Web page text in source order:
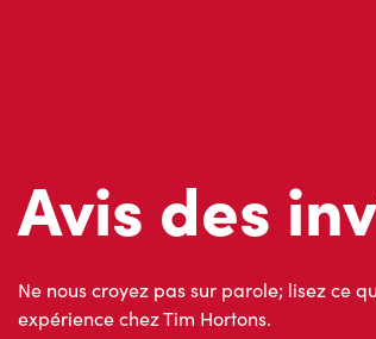
Avis des
Ne nous croyez pas sur parole; lisez ce
expérience chez Tim Hortons.